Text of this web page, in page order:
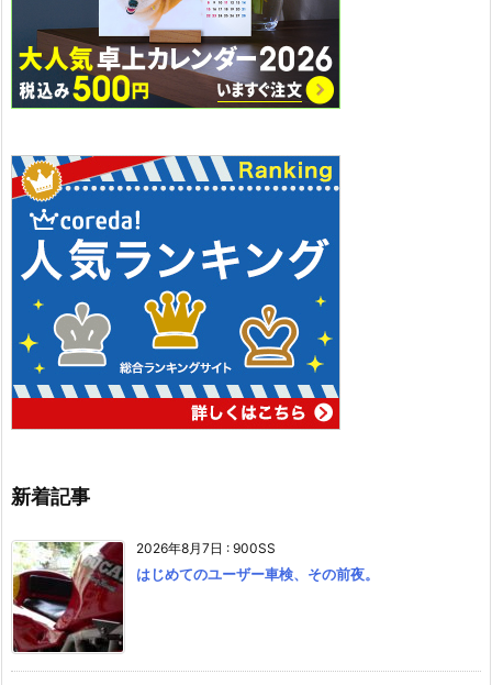
新着記事
2026年8月7日 : 900SS
はじめてのユーザー車検、その前夜。